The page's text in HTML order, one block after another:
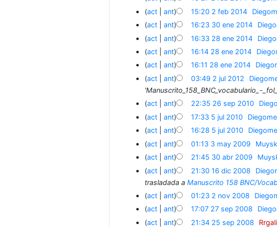
act
ant 15:20 2 feb 2014
act
ant 16:23 30 ene 2014
act
ant 16:33 28 ene 2014
act
ant 16:14 28 ene 2014
act
ant 16:11 28 ene 2014
act
ant 03:49 2 jul 2012
'Manuscrito_158_BNC_vocabulario_-
act
ant 22:35 26 sep 2010
act
ant 17:33 5 jul 2010
act
ant 16:28 5 jul 2010
act
ant 01:13 3 may 2009
act
ant 21:45 30 abr 2009
act
ant 21:30 16 dic 2008
trasladada aManuscrito 158 BNC/
act
ant 01:23 2 nov 2008
act
ant 17:07 27 sep 2008
act
ant 21:34 25 sep 2008